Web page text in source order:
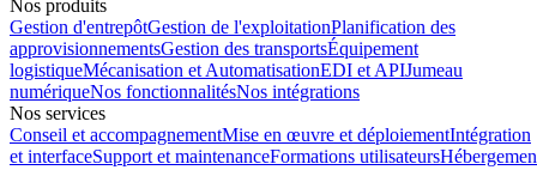
Nos produits
Gestion d'entrepôtGestion de l'exploitationPlanification des
approvisionnementsGestion des transportsÉquipement
logistiqueMécanisation et AutomatisationEDI et APIJumeau
numériqueNos fonctionnalitésNos intégrations
Nos services
Conseil et accompagnementMise en œuvre et déploiementIntégration
et interfaceSupport et maintenanceFormations utilisateurs